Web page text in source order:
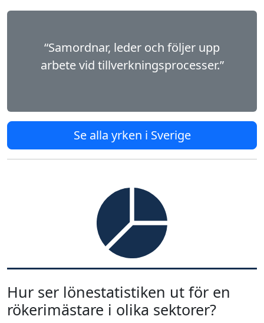
“Samordnar, leder och följer upp
arbete vid tillverkningsprocesser.”
Se alla yrken i Sverige
Hur ser lönestatistiken ut för en
rökerimästare i olika sektorer?